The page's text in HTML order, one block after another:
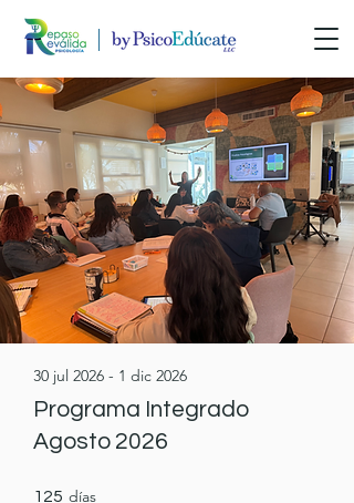
Programa Integrado
Agosto 2026
30 jul 2026 - 1 dic 2026
125 días